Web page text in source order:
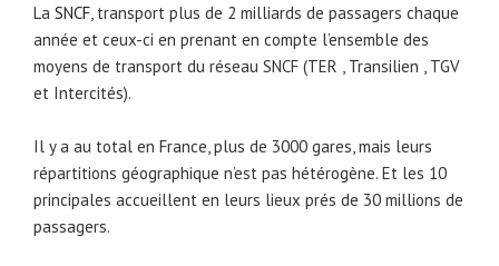
La SNCF, transport plus de 2 milliards de passagers chaque
année et ceux-ci en prenant en compte l’ensemble des
moyens de transport du réseau SNCF (TER , Transilien , TGV
et Intercités).
Il y a au total en France, plus de 3000 gares, mais leurs
répartitions géographique n’est pas hétérogène. Et les 10
principales accueillent en leurs lieux prés de 30 millions de
passagers.